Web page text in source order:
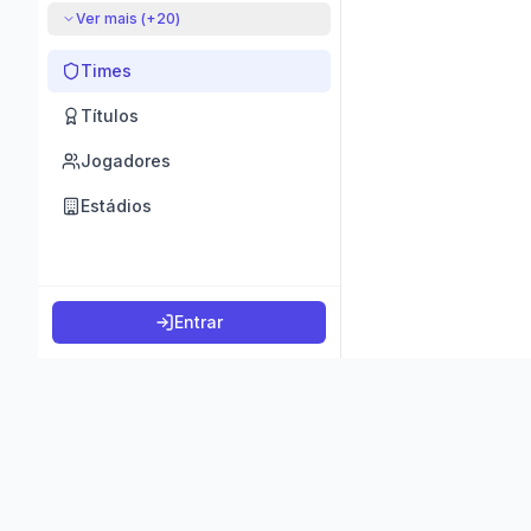
Ver mais (+20)
Times
Títulos
Jogadores
Estádios
Entrar